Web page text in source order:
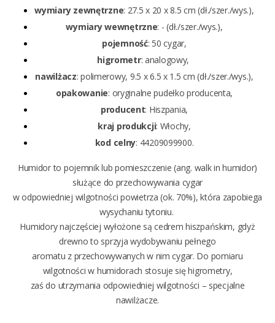
wymiary zewnętrzne: 27.5 x 20 x 8.5 cm (dł./szer./wys.),
wymiary wewnętrzne: - (dł./szer./wys.),
pojemność: 50 cygar,
higrometr: analogowy,
nawilżacz: polimerowy, 9.5 x 6.5 x 1.5 cm (dł./szer./wys.),
opakowanie: oryginalne pudełko producenta,
producent: Hiszpania,
kraj produkcji: Włochy,
kod celny: 44209099900.
Humidor to pojemnik lub pomieszczenie (ang. walk in humidor)
służące do przechowywania cygar
w odpowiedniej wilgotności powietrza (ok. 70%), która zapobiega
wysychaniu tytoniu.
Humidory najczęściej wyłożone są cedrem hiszpańskim, gdyż
drewno to sprzyja wydobywaniu pełnego
aromatu z przechowywanych w nim cygar. Do pomiaru
wilgotności w humidorach stosuje się higrometry,
zaś do utrzymania odpowiedniej wilgotności – specjalne
nawilżacze.